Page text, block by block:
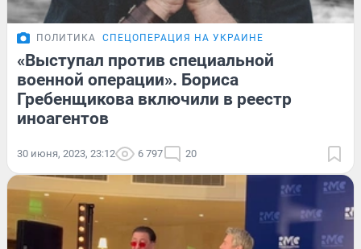
ПОЛИТИКА СПЕЦОПЕРАЦИЯ НА УКРАИНЕ
«Выступал против специальной
военной операции». Бориса
Гребенщикова включили в реестр
иноагентов
30 июня, 2023, 23:12 6 797 20